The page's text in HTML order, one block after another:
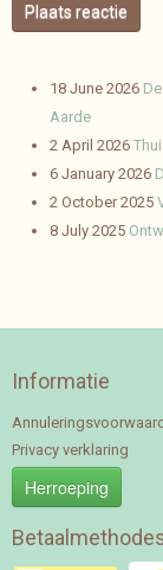
Plaats reactie
18 June 2026
Aarde
2 April 2026
6 January 2026
2 October 2025
8 July 2025
Informatie
Privacy verklaring
Herroeping